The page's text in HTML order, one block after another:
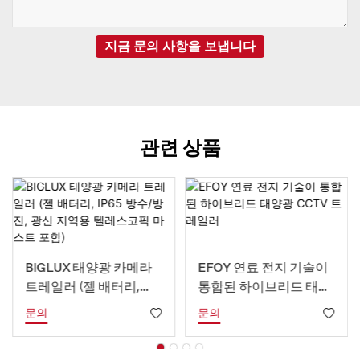
지금 문의 사항을 보냅니다
관련 상품
BIGLUX 태양광 카메라
트레일러 (젤 배터리,
IP65 방수/방진, 광산 지
역용 텔레스코픽 마스트
문의
EFOY 연료 전지 기술이
통합된 하이브리드 태양
광 CCTV 트레일러
문의